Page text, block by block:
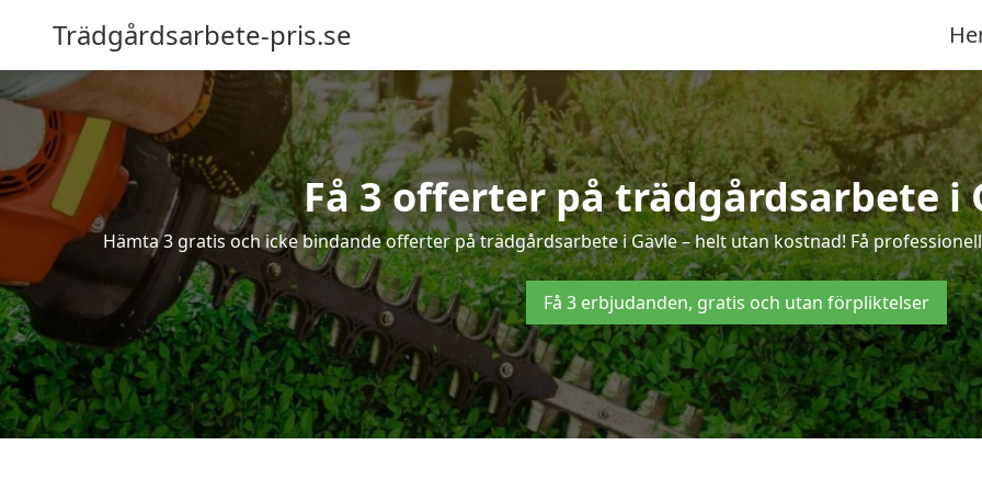
Trädgårdsarbete-pris.se
Få 3 offerter på trädgårdsarbete i
Hämta 3 gratis och icke bindande offerter på trädgårdsarbete i Gävle – helt utan kostnad! Få
Få 3 erbjudanden, gratis och utan förpliktelser